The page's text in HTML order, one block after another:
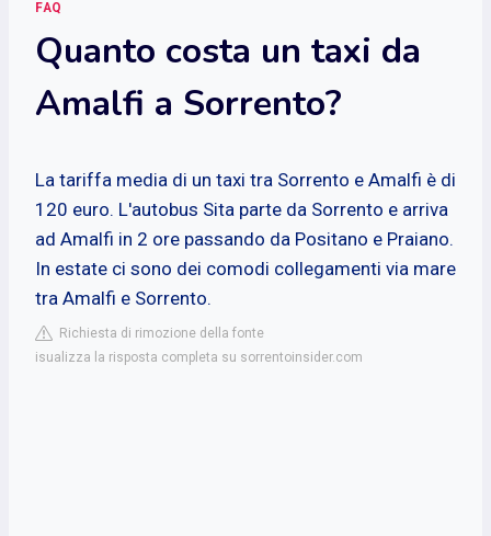
FAQ
Quanto costa un taxi da
Amalfi a Sorrento?
La tariffa media di un taxi tra Sorrento e Amalfi è di
120 euro. L'autobus Sita parte da Sorrento e arriva
ad Amalfi in 2 ore passando da Positano e Praiano.
In estate ci sono dei comodi collegamenti via mare
tra Amalfi e Sorrento.
Richiesta di rimozione della fonte
isualizza la risposta completa su sorrentoinsider.com